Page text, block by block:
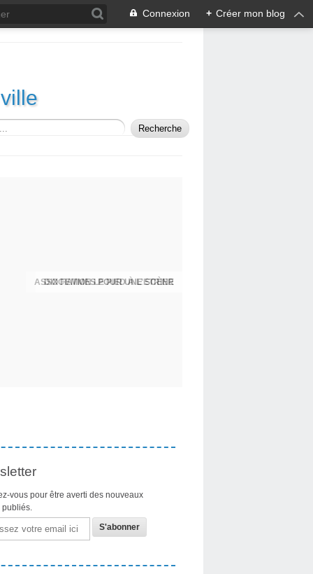
Connexion + Créer mon blog
ASSOCIATION LE PIED À L'ETRIER
vous pour être averti des nouveaux
publiés.